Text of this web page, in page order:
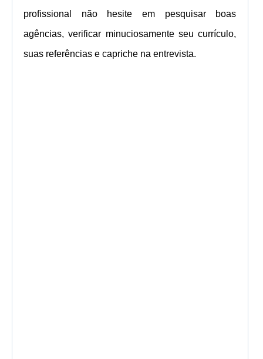
profissional não hesite em pesquisar boas
agências, verificar minuciosamente seu currículo,
suas referências e capriche na entrevista.